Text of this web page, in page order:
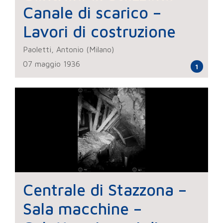
Canale di scarico –
Lavori di costruzione
Paoletti, Antonio (Milano)
07 maggio 1936
1
Centrale di Stazzona –
Sala macchine –